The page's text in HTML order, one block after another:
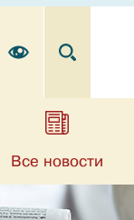
Все новости